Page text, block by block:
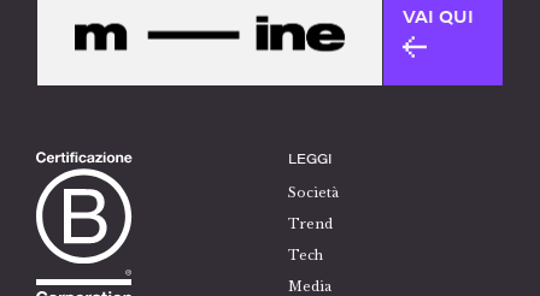
VAI QUI
LEGGI
Società
Trend
Tech
Media